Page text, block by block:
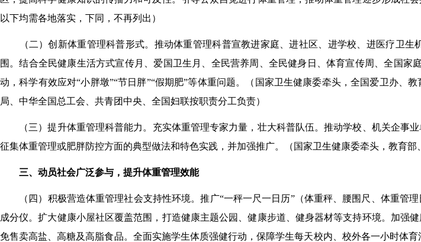
以下均需各地落实 ， 下同，不再列出 ）
（二）创新体重管理科普形式。 推动体重管理科普宣教进家庭、进社区、进学校、进医疗卫生
围。结合全民健康生活方式宣传月
、爱国卫生月、 全民营养周 、全民健身日、体育宣传周 、全国家
动，科学有效应对“小胖墩”“节日胖”“假期肥”等体重问题。（ 国家卫生健康委牵头，全国爱卫办、
局、中华全国总工会、共青团中央、全国妇联按职责分工负责）
（三）提升体重管理科普能力。 充实体重管理专家力量，壮大科普队伍。推动学校、机关企事
征集体重管理或肥胖防控方面的典型做法和特色实践，并加强推广。（ 国家卫生健康委牵头，教育部、
三、动员社会广泛参与，提升体重管理效能
（四）积极营造体重管理社会支持性环境。推广“一秤一尺一日历”（体重秤、腰围尺、体重管
成分仪。扩大健康小屋社区覆盖范围，打造健康主题公园、健康步道、健身器材等支持环境。加强健
免售卖高盐、高糖及高脂食品。全面实施学生体质强健行动 ，保障学生每天校内、校外各一小时体育